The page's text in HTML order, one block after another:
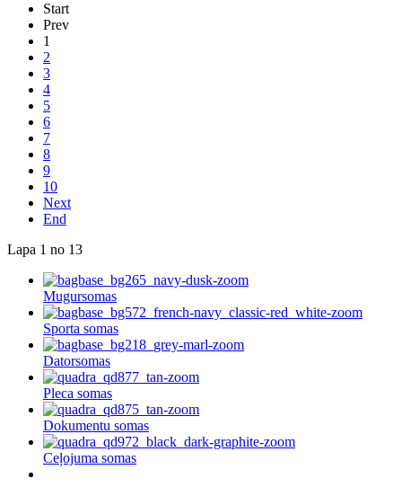
Start
Prev
1
2
3
4
5
6
7
8
9
10
Next
End
Lapa 1 no 13
Mugursomas
Sporta somas
Datorsomas
Pleca somas
Dokumentu somas
Ceļojuma somas